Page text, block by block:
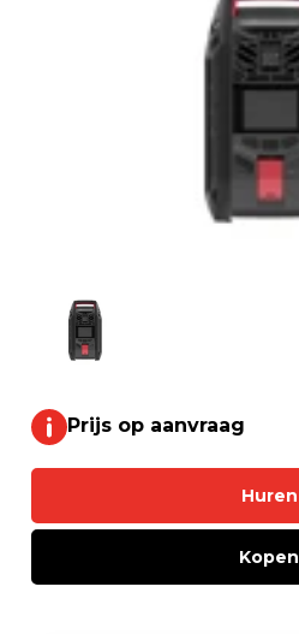
Prijs op aanvraag
Huren
Kopen